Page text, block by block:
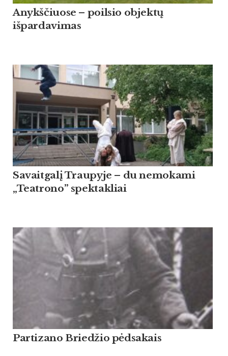
Anykščiuose – poilsio objektų
išpardavimas
Savaitgalį Traupyje – du nemokami
„Teatrono” spektakliai
Partizano Briedžio pėdsakais